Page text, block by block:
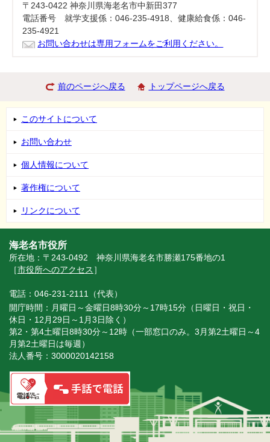
〒243-0422 神奈川県海老名市中新田377
電話番号 就学支援係：046-235-4918、健康給食係：046-
235-4921
お問い合わせは専用フォームをご利用ください。
前のページへ戻る トップページへ戻る
このサイトについて
お問い合わせ
個人情報について
著作権について
リンクについて
海老名市役所
所在地：〒243-0492 神奈川県海老名市勝瀬175番地の1
［市役所へのアクセス ］
電話：046-231-2111（代表）
開庁時間：月曜日～金曜日8時30分～17時15分（日曜日・祝日・
休日・12月29日～1月3日除く）
第2・第4土曜日8時30分～12時（一部窓口のみ。3月第2土曜日～4
月第2土曜日は毎週）
法人番号：3000020142158